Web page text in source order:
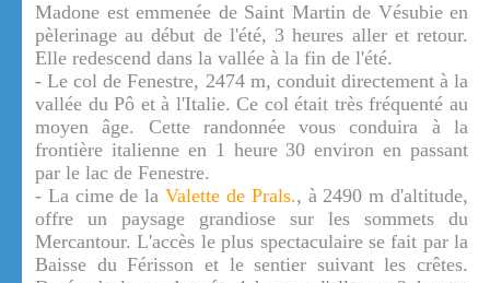
Madone est emmenée de Saint Martin de Vésubie en
pèlerinage au début de l'été, 3 heures aller et retour.
Elle redescend dans la vallée à la fin de l'été.
- Le col de Fenestre, 2474 m, conduit directement à la
vallée du Pô et à l'Italie. Ce col était très fréquenté au
moyen âge. Cette randonnée vous conduira à la
frontière italienne en 1 heure 30 environ en passant
par le lac de Fenestre.
- La cime de laValette de Prals., à 2490 m d'altitude,
offre un paysage grandiose sur les sommets du
Mercantour. L'accès le plus spectaculaire se fait par la
Baisse du Férisson et le sentier suivant les crêtes.